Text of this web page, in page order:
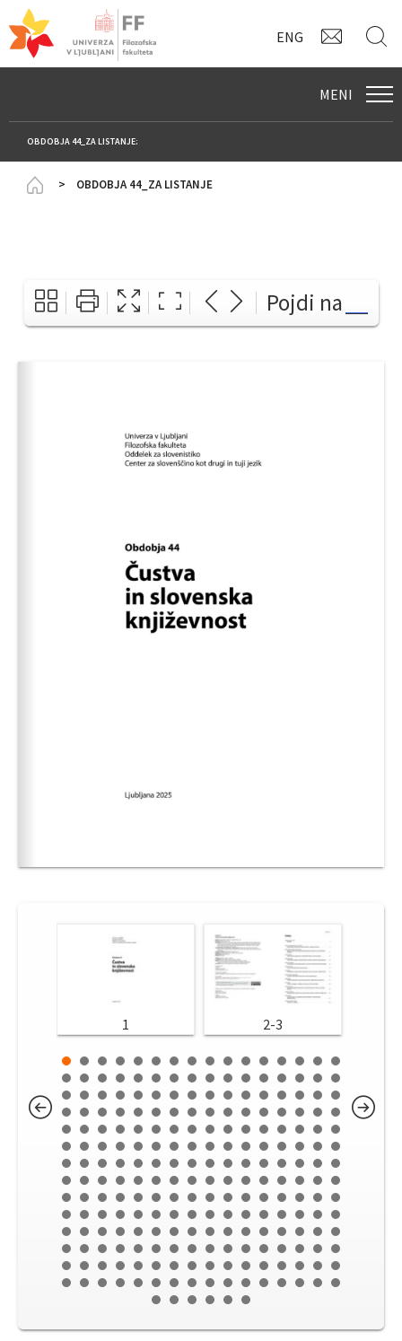
ENG
MENI
OBDOBJA 44_ZA LISTANJE:
HomepageOBDOBJA 44_ZA LISTANJE
Pojdi na
1 2-3